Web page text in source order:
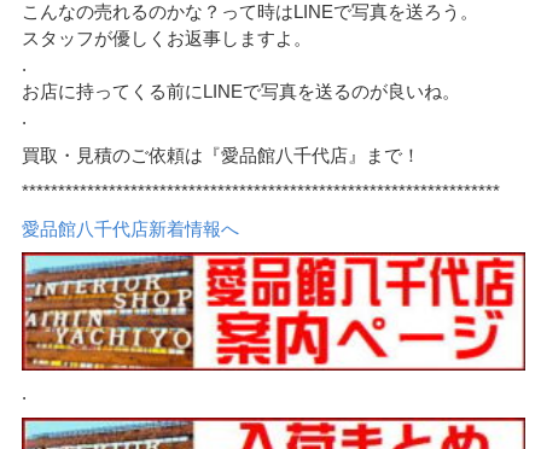
こんなの売れるのかな？って時はLINEで写真を送ろう。
スタッフが優しくお返事しますよ。
.
お店に持ってくる前にLINEで写真を送るのが良いね。
.
買取・見積のご依頼は『愛品館八千代店』まで！
******************************************************************
愛品館八千代店新着情報へ
.